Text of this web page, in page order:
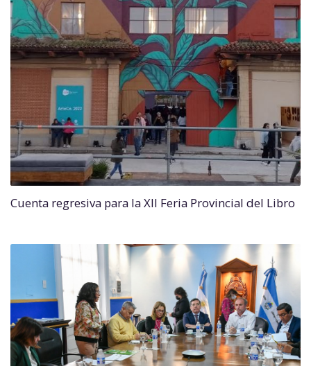
Cuenta regresiva para la XII Feria Provincial del Libro